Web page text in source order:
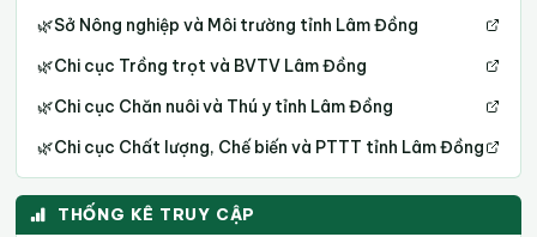
🌿Sở Nông nghiệp và Môi trường tỉnh Lâm Đồng
🌿Chi cục Trồng trọt và BVTV Lâm Đồng
🌿Chi cục Chăn nuôi và Thú y tỉnh Lâm Đồng
🌿Chi cục Chất lượng, Chế biến và PTTT tỉnh Lâm Đồng
THỐNG KÊ TRUY CẬP